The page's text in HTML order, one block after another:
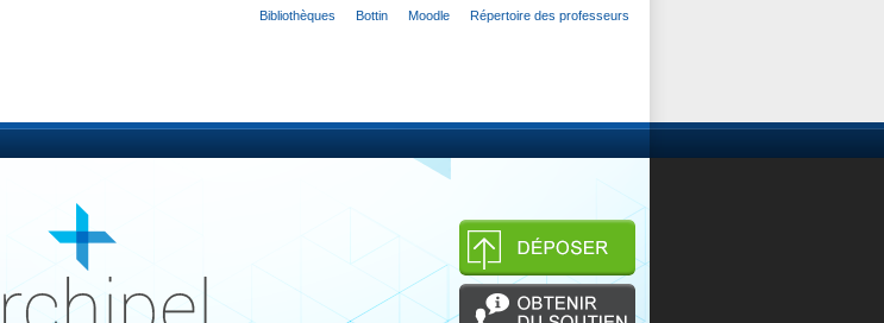
Bibliothèques Bottin Moodle Répertoire des professeurs